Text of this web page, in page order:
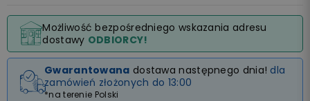
Możliwość bezpośredniego wskazania adresu
dostawy ODBIORCY!
Gwarantowana dostawa następnego dnia! dla
zamówień złożonych do 13:00
*na terenie Polski